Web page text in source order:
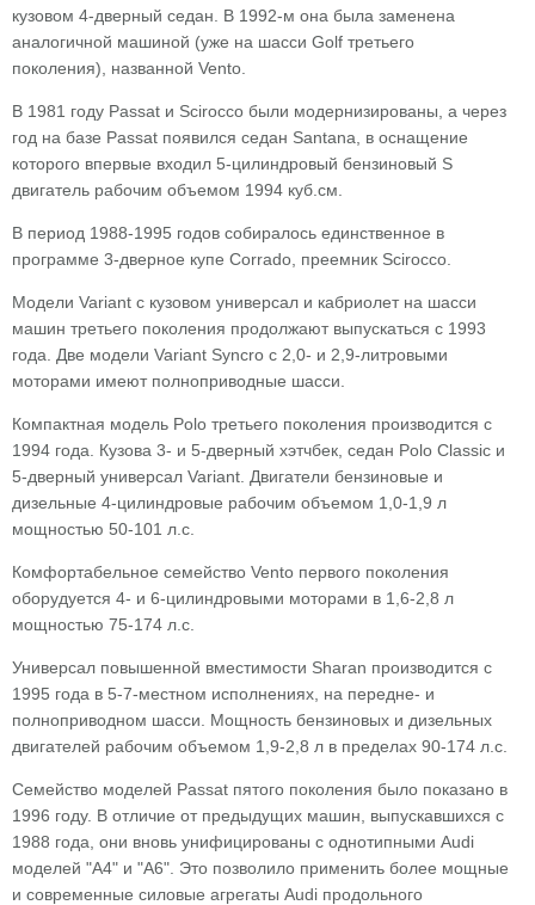
кузовом 4-дверный седан. В 1992-м она была заменена
аналогичной машиной (уже на шасси Golf третьего
поколения), названной Vento.
В 1981 году Passat и Scirocco были модернизированы, а через
год на базе Passat появился седан Santana, в оснащение
которого впервые входил 5-цилиндровый бензиновый S
двигатель рабочим объемом 1994 куб.см.
В период 1988-1995 годов собиралось единственное в
программе 3-дверное купе Corrado, преемник Scirocco.
Модели Variant с кузовом универсал и кабриолет на шасси
машин третьего поколения продолжают выпускаться с 1993
года. Две модели Variant Syncro с 2,0- и 2,9-литровыми
моторами имеют полноприводные шасси.
Компактная модель Polo третьего поколения производится с
1994 года. Кузова 3- и 5-дверный хэтчбек, седан Polo Classic и
5-дверный универсал Variant. Двигатели бензиновые и
дизельные 4-цилиндровые рабочим объемом 1,0-1,9 л
мощностью 50-101 л.с.
Комфортабельное семейство Vento первого поколения
оборудуется 4- и 6-цилиндровыми моторами в 1,6-2,8 л
мощностью 75-174 л.с.
Универсал повышенной вместимости Sharan производится с
1995 года в 5-7-местном исполнениях, на передне- и
полноприводном шасси. Мощность бензиновых и дизельных
двигателей рабочим объемом 1,9-2,8 л в пределах 90-174 л.с.
Семейство моделей Passat пятого поколения было показано в
1996 году. В отличие от предыдущих машин, выпускавшихся с
1988 года, они вновь унифицированы с однотипными Audi
моделей "А4" и "А6". Это позволило применить более мощные
и современные силовые агрегаты Audi продольного